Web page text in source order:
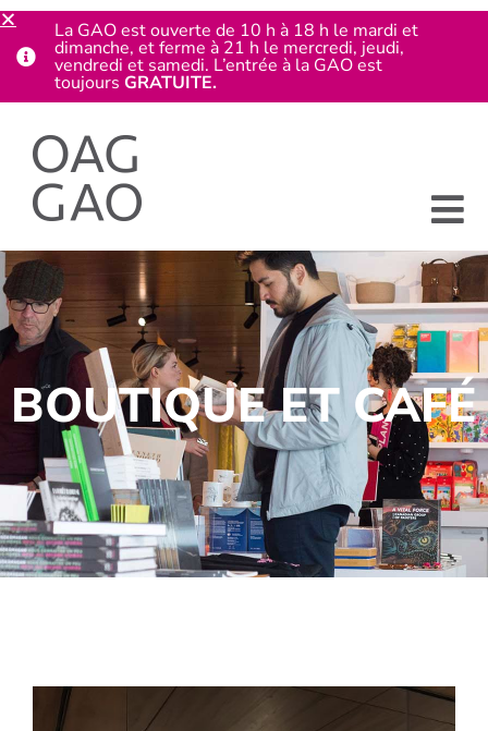
BOUTIQUE ET CAFÉ
La GAO est ouverte de 10 h à 18 h le mardi et
dimanche, et ferme à 21 h le mercredi, jeudi,
vendredi et samedi. L’entrée à la GAO est
toujours GRATUITE.